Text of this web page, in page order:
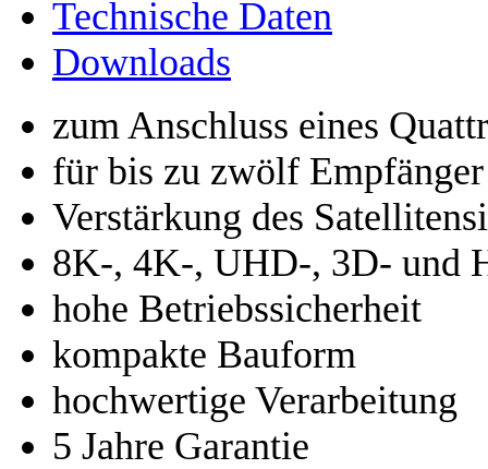
Technische Daten
Downloads
zum Anschluss eines
für bis zu zwölf Empfänger
Verstärkung des
8K-, 4K-, UHD-, 3D- und
hohe Betriebssicherheit
kompakte Bauform
hochwertige Verarbeitung
5 Jahre Garantie